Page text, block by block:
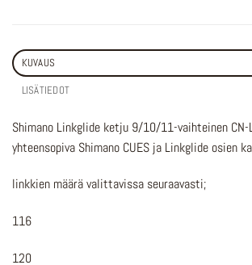
KUVAUS
LISÄTIEDOT
Shimano Linkglide ketju 9/10/11-vaihteinen CN-
yhteensopiva Shimano CUES ja Linkglide osien
linkkien määrä valittavissa seuraavasti;
116
120